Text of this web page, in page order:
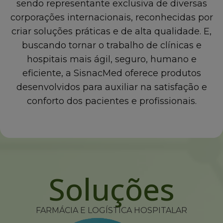
sendo representante exclusiva de diversas
corporações internacionais, reconhecidas por
criar soluções práticas e de alta qualidade. E,
buscando tornar o trabalho de clínicas e
hospitais mais ágil, seguro, humano e
eficiente, a SisnacMed oferece produtos
desenvolvidos para auxiliar na satisfação e
conforto dos pacientes e profissionais.
Soluções
FARMÁCIA E LOGÍSTICA HOSPITALAR